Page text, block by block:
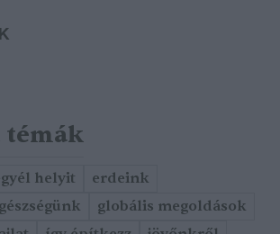
helyit
erdeink
globális megoldások